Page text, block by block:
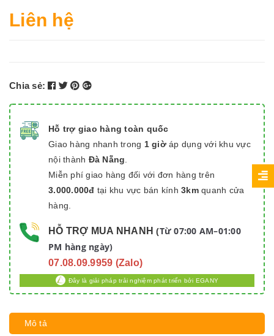
Liên hệ
Chia sẻ:
Hỗ trợ giao hàng toàn quốc
Giao hàng nhanh trong 1 giờáp dụng với khu vực
nội thành Đà Nẵng
Miễn phí giao hàng đối với đơn hàng trên
3.000.000đ tại khu vực bán kính 3kmquanh cửa
hàng.
HỖ TRỢ MUA NHANH (Từ 07:00 AM–01:00
PM hàng ngày)
07.08.09.9959 (Zalo)
Đây là giải pháp trải nghiệm phát triển bởi EGANY
Mô tả